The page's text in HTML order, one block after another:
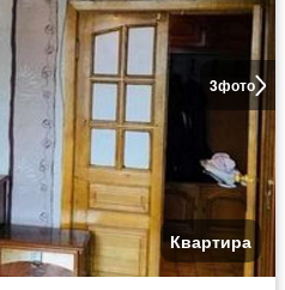
3фото
Квартира